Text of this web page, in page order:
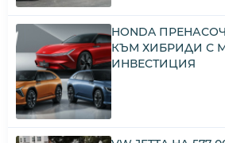
HONDA
КЪМ ХИБРИДИ С
ИНВЕСТИЦИЯ